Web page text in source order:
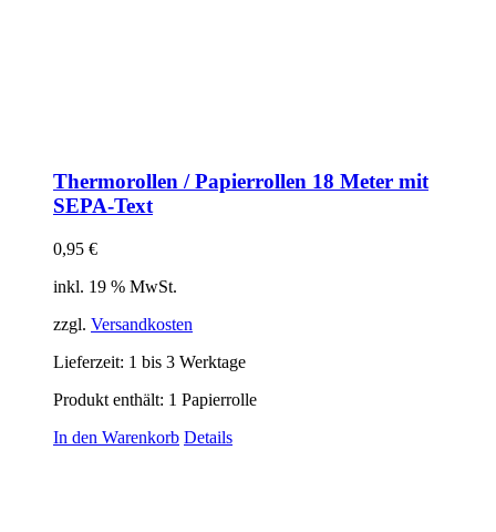
Thermorollen / Papierrollen 18 Meter mit
SEPA-Text
0,95 €
inkl. 19 % MwSt.
zzgl. Versandkosten
Lieferzeit: 1 bis 3 Werktage
Produkt enthält: 1 Papierrolle
In den Warenkorb Details